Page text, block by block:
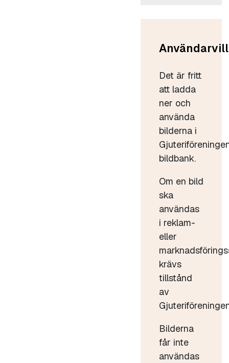
Det är fritt
att ladda
ner och
använda
bilderna i
bildbank.
Om en bild
ska
användas
i reklam-
eller
krävs
tillstånd
av
Bilderna
får inte
användas